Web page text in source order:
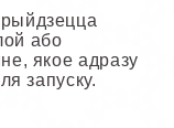
або
якое адразу
запуску.